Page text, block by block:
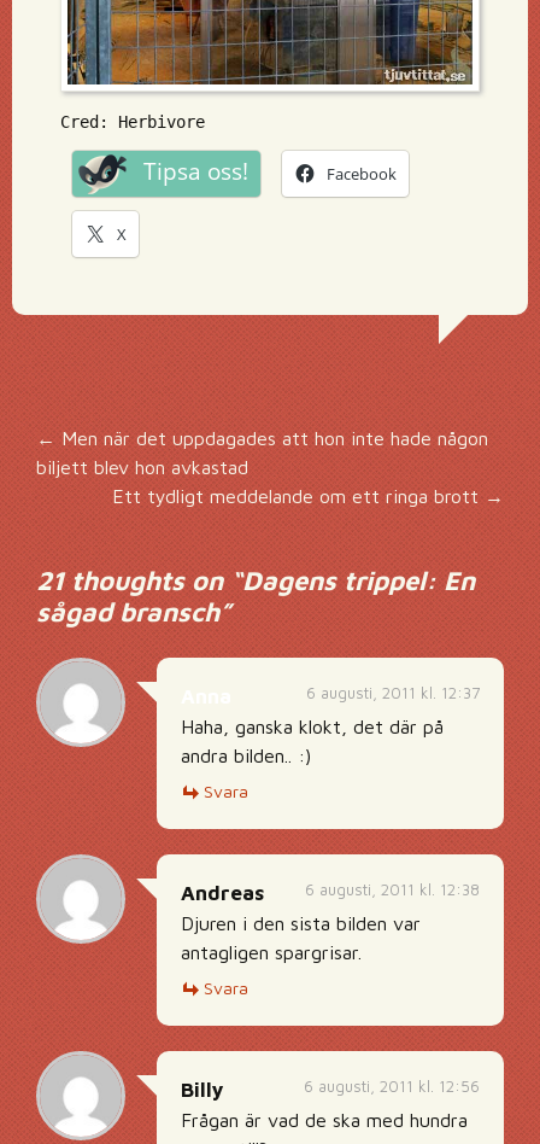
Cred: Herbivore
Tipsa oss! Facebook
X
Inläggsnavigering
←Men när det uppdagades att hon inte hade någon
biljett blev hon avkastad
Ett tydligt meddelande om ett ringa brott→
21 thoughts on “Dagens trippel: En
sågad bransch”
6 augusti, 2011 kl. 12:37
Haha, ganska klokt, det där på
andra bilden.. :)
Svara
6 augusti, 2011 kl. 12:38
Andreas
Djuren i den sista bilden var
antagligen spargrisar.
Svara
6 augusti, 2011 kl. 12:56
Billy
Frågan är vad de ska med hundra